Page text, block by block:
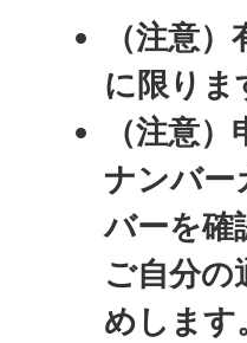
（注意
に限りま
（注意
ナンバー
バーを確
ご自分
めします